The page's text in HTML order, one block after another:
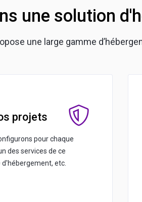
une solution
une large gamme
projets
pour chaque
des services de ce
etc.